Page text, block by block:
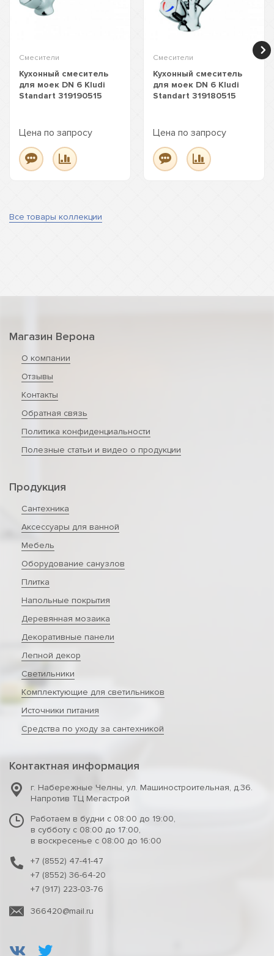
Смесители
Кухонный смеситель
для моек DN 6 Kludi
Standart 319190515
Цена по запросу
Смесители
Кухонный смеситель
для моек DN 6 Kludi
Standart 319180515
Цена по запросу
Все товары коллекции
Магазин Верона
О компании
Отзывы
Контакты
Обратная связь
Политика конфиденциальности
Полезные статьи и видео о продукции
Продукция
Сантехника
Аксессуары для ванной
Мебель
Оборудование санузлов
Плитка
Напольные покрытия
Деревянная мозаика
Декоративные панели
Лепной декор
Светильники
Комплектующие для светильников
Источники питания
Средства по уходу за сантехникой
Контактная информация
г. Набережные Челны, ул. Машиностроительная, д.36.
Напротив ТЦ Мегастрой
Работаем в будни с 08:00 до 19:00,
в субботу с 08:00 до 17:00,
в воскресенье с 08:00 до 16:00
+7 (8552) 47-41-47
+7 (8552) 36-64-20
+7 (917) 223-03-76
366420@mail.ru